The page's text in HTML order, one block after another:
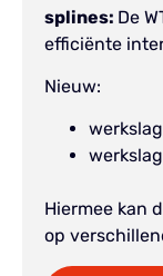
splines: De
efficiënte
Nieuw:
Hiermee kan
op